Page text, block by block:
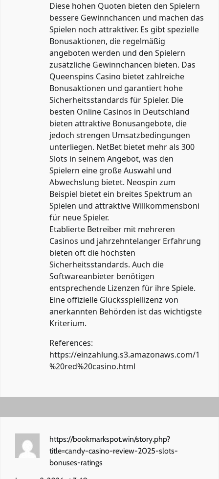
Diese hohen Quoten bieten den Spielern
bessere Gewinnchancen und machen das
Spielen noch attraktiver. Es gibt spezielle
Bonusaktionen, die regelmäßig
angeboten werden und den Spielern
zusätzliche Gewinnchancen bieten. Das
Queenspins Casino bietet zahlreiche
Bonusaktionen und garantiert hohe
Sicherheitsstandards für Spieler. Die
besten Online Casinos in Deutschland
bieten attraktive Bonusangebote, die
jedoch strengen Umsatzbedingungen
unterliegen. NetBet bietet mehr als 300
Slots in seinem Angebot, was den
Spielern eine große Auswahl und
Abwechslung bietet. Neospin zum
Beispiel bietet ein breites Spektrum an
Spielen und attraktive Willkommensboni
für neue Spieler.
Etablierte Betreiber mit mehreren
Casinos und jahrzehntelanger Erfahrung
bieten oft die höchsten
Sicherheitsstandards. Auch die
Softwareanbieter benötigen
entsprechende Lizenzen für ihre Spiele.
Eine offizielle Glücksspiellizenz von
anerkannten Behörden ist das wichtigste
Kriterium.
References:
https://einzahlung.s3.amazonaws.com/1
%20red%20casino.html
https://bookmarkspot.win/story.php?
title=candy-casino-review-2025-slots-
bonuses-ratings